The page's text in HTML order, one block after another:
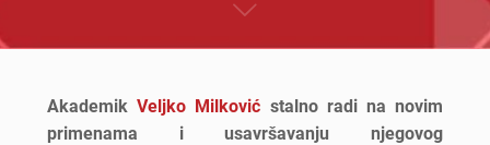
AkademikVeljko Milković stalno radi na novim
primenama i usavršavanju njegovog